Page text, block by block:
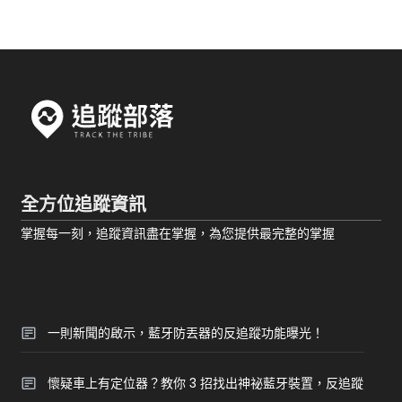
全方位追蹤資訊
掌握每一刻，追蹤資訊盡在掌握，為您提供最完整的掌握
一則新聞的啟示，藍牙防丟器的反追蹤功能曝光！
懷疑車上有定位器？教你 3 招找出神祕藍牙裝置，反追蹤